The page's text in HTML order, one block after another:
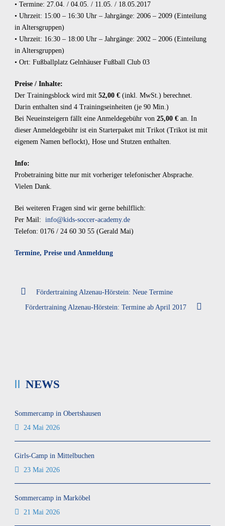
• Termine: 27.04. / 04.05. / 11.05. / 18.05.2017
• Uhrzeit: 15:00 – 16:30 Uhr – Jahrgänge: 2006 – 2009 (Einteilung
in Altersgruppen)
• Uhrzeit: 16:30 – 18:00 Uhr – Jahrgänge: 2002 – 2006 (Einteilung
in Altersgruppen)
• Ort: Fußballplatz Gelnhäuser Fußball Club 03
Preise / Inhalte:
Der Trainingsblock wird mit 52,00 € (inkl. MwSt.) berechnet.
Darin enthalten sind 4 Trainingseinheiten (je 90 Min.)
Bei Neueinsteigern fällt eine Anmeldegebühr von 25,00 € an. In
dieser Anmeldegebühr ist ein Starterpaket mit Trikot (Trikot ist mit
eigenem Namen beflockt), Hose und Stutzen enthalten.
Info:
Probetraining bitte nur mit vorheriger telefonischer Absprache.
Vielen Dank.
Bei weiteren Fragen sind wir gerne behilflich:
Per Mail: info@kids-soccer-academy.de
Telefon: 0176 / 24 60 30 55 (Gerald Mai)
Termine, Preise und Anmeldung
Fördertraining Alzenau-Hörstein: Neue Termine
Fördertraining Alzenau-Hörstein: Termine ab April 2017
NEWS
Sommercamp in Obertshausen
24 Mai 2026
Girls-Camp in Mittelbuchen
23 Mai 2026
Sommercamp in Marköbel
21 Mai 2026